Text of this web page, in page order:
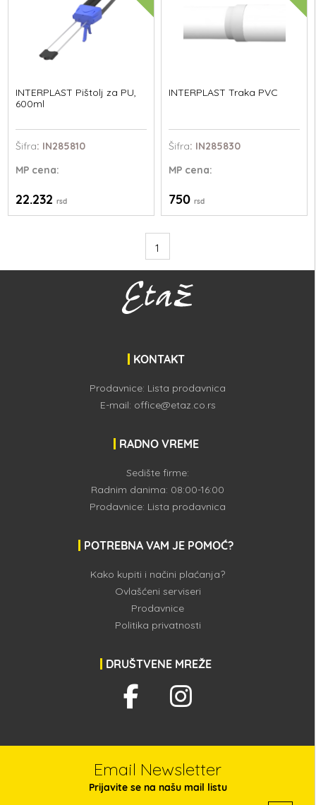
INTERPLAST Pištolj za PU,
600ml
Šifra: IN285810
MP cena:
22.232rsd
INTERPLAST Traka PVC
Šifra: IN285830
MPcena:
750 rsd
1
KONTAKT
Prodavnice: Lista prodavnica
E-mail: office@etaz.co.rs
RADNO VREME
Sedište firme:
Radnim danima: 08:00-16:00
Prodavnice: Lista prodavnica
POTREBNA VAM JE POMOĆ?
Kako kupiti i načini plaćanja?
Ovlašćeni serviseri
Prodavnice
Politika privatnosti
DRUŠTVENE MREŽE
Email Newsletter
Prijavite se na našu mail listu